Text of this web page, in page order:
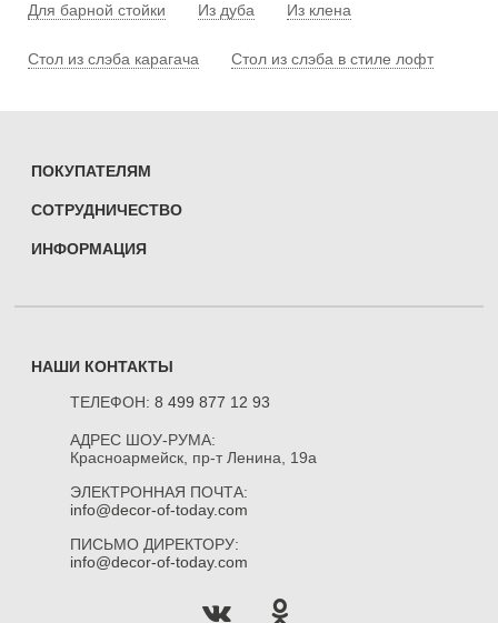
Для барной стойки Из дуба Из клена
Стол из слэба карагача Стол из слэба в стиле лофт
ПОКУПАТЕЛЯМ
СОТРУДНИЧЕСТВО
ИНФОРМАЦИЯ
НАШИ КОНТАКТЫ
ТЕЛЕФОН: 8 499 877 12 93
АДРЕС ШОУ-РУМА:
Красноармейск, пр-т Ленина, 19а
ЭЛЕКТРОННАЯ ПОЧТА:
info@decor-of-today.com
ПИСЬМО ДИРЕКТОРУ:
info@decor-of-today.com